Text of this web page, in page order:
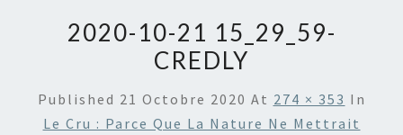
2020-10-21 15_29_59-
CREDLY
Published 21 Octobre 2020 At 274 × 353 In
Le Cru : Parce Que La Nature Ne Mettrait